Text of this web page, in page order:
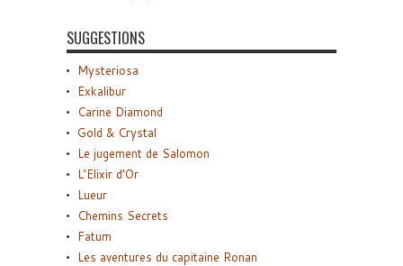
SUGGESTIONS
Mysteriosa
Exkalibur
Carine Diamond
Gold & Crystal
Le jugement de Salomon
L’Elixir d’Or
Lueur
Chemins Secrets
Fatum
Les aventures du capitaine Ronan